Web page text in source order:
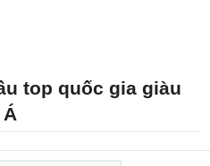
top quốc gia giàu